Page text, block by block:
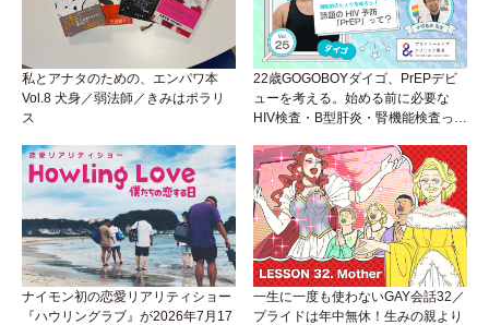
私とアナタのための、エンパワ本
Vol.8 犬身／弱法師／きみはポラリ
ス
22歳GOGOBOYダイゴ、PrEPデビ
ューを考える。始める前に必要な
HIV検査・B型肝炎・腎機能検査っ
性トーク～聞きにくいことは小堀先
生に聞けばイイ！（Vol.25）
ナイモン初の恋愛リアリティショー
『ハウリングラブ』が2026年7月17
一生に一度も使わないGAY会話32／
プライドは年中無休！生みの親より